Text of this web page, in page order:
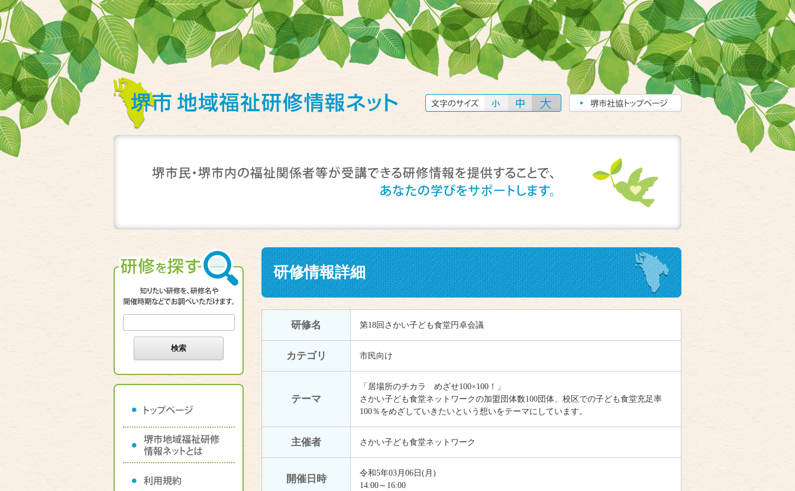
研修情報詳細
研修名 第18回さかい子ども食堂円卓会議
カテゴリ 市民向け
テーマ
「居場所のチカラ めざせ100×100！」
さかい子ども食堂ネットワークの加盟団体数100団体、校区での子ども食堂充足率
100％をめざしていきたいという想いをテーマにしています。
主催者 さかい子ども食堂ネットワーク
開催日時
令和5年03月06日(月)
14:00～16:00